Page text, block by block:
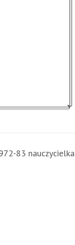
83 nauczycielka